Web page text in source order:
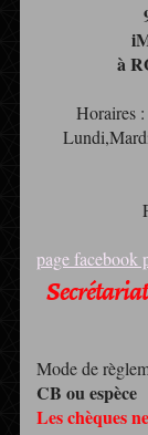
à
Horaires :
page facebook
Mode de
CB ou espèce
Les chèques